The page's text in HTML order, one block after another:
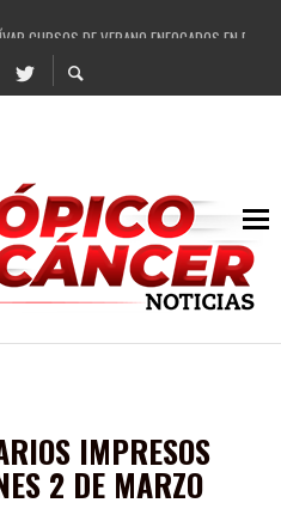
CURSOS DE VERANO ENFOCADOS EN
14 COMISARIADOS DE GUADALUPE APOYO A
LA EDUCACIÓN EN LA ZACATECANA
FEMSA GENERAN MÁS DE 3 MIL EMPLEOS
TRAJO BENEFICIO DIRECTO A GUADALUPE:
ZACATECANA VICTORIA HERNÁNDEZ
SALDÍVAR A 500 NUEVAS EMPRESARIAS
BENEFICIADAS DEL PROGRAMA
IMPRESOS
2 DE MARZO